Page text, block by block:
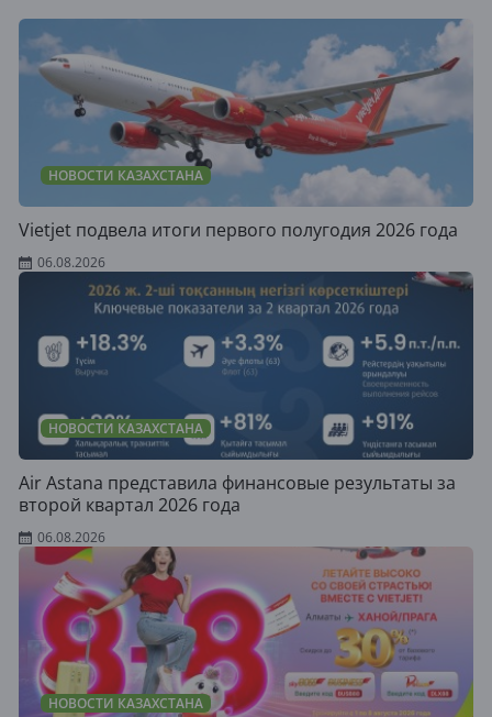
НОВОСТИ КАЗАХСТАНА
Vietjet подвела итоги первого полугодия 2026 года
06.08.2026
НОВОСТИ КАЗАХСТАНА
Air Astana представила финансовые результаты за
второй квартал 2026 года
06.08.2026
НОВОСТИ КАЗАХСТАНА